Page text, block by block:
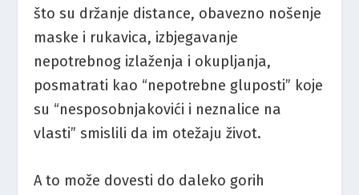
što su držanje distance, obavezno nošenje
maske i rukavica, izbjegavanje
nepotrebnog izlaženja i okupljanja,
posmatrati kao “nepotrebne gluposti” koje
su “nesposobnjakovići i neznalice na
vlasti” smislili da im otežaju život.
A to može dovesti do daleko gorih